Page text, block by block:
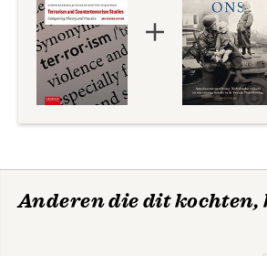
Anderen die dit kochten,